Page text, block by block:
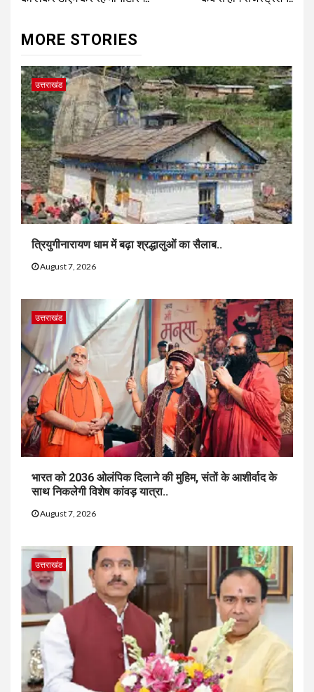
MORE STORIES
उत्तराखंड
त्रियुगीनारायण धाम में बढ़ा श्रद्धालुओं का सैलाब..
August 7, 2026
उत्तराखंड
भारत को 2036 ओलंपिक दिलाने की मुहिम, संतों के आशीर्वाद के
साथ निकलेगी विशेष कांवड़ यात्रा..
August 7, 2026
उत्तराखंड